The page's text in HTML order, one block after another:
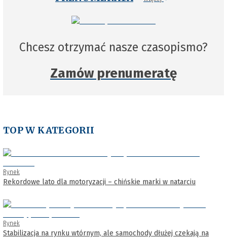
Chcesz otrzymać nasze czasopismo?
Zamów prenumeratę
TOP W KATEGORII
Rynek
Rekordowe lato dla motoryzacji – chińskie marki w natarciu
Rynek
Stabilizacja na rynku wtórnym, ale samochody dłużej czekają na